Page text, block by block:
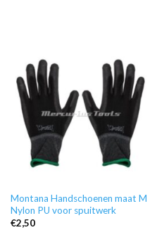
Montana Handschoenen maat M
Nylon PU voor spuitwerk
€2,50